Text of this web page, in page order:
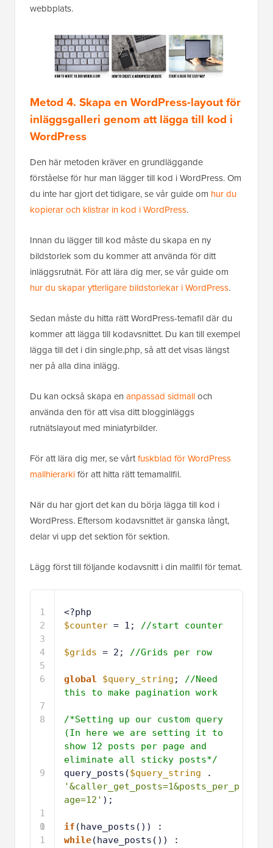
webbplats.
Metod 4. Skapa en WordPress-layout för
inläggsgalleri genom att lägga till kod i
WordPress
Den här metoden kräver en grundläggande
förståelse för hur man lägger till kod i WordPress. Om
du inte har gjort det tidigare, se vår guide om hur du
kopierar och klistrar in kod i WordPress.
Innan du lägger till kod måste du skapa en ny
bildstorlek som du kommer att använda för ditt
inläggsrutnät. För att lära dig mer, se vår guide om
hur du skapar ytterligare bildstorlekar i WordPress.
Sedan måste du hitta rätt WordPress-temafil där du
kommer att lägga till kodavsnittet. Du kan till exempel
lägga till det i din single.php, så att det visas längst
ner på alla dina inlägg.
Du kan också skapa en anpassad sidmalloch
använda den för att visa ditt blogginläggs
rutnätslayout med miniatyrbilder.
För att lära dig mer, se vårtfuskblad för WordPress
mallhierarkiför att hitta rätt temamallfil.
När du har gjort det kan du börja lägga till kod i
WordPress. Eftersom kodavsnittet är ganska långt,
delar vi upp det sektion för sektion.
Lägg först till följande kodavsnitt i din mallfil för temat.
1
2
3
4
5
6
7
8
9
1
0
1
1
<?php
$counter = 1; //start counter
$grids = 2; //Grids per row
global $query_string ; //Need
this to make pagination work
/*Setting up our custom query
(In here we are setting it to
show 12 posts per page and
eliminate all sticky posts*/
query_posts($query_string
'&caller_get_posts=1&posts_per_p
age=12' );
if
while(have_posts()) :